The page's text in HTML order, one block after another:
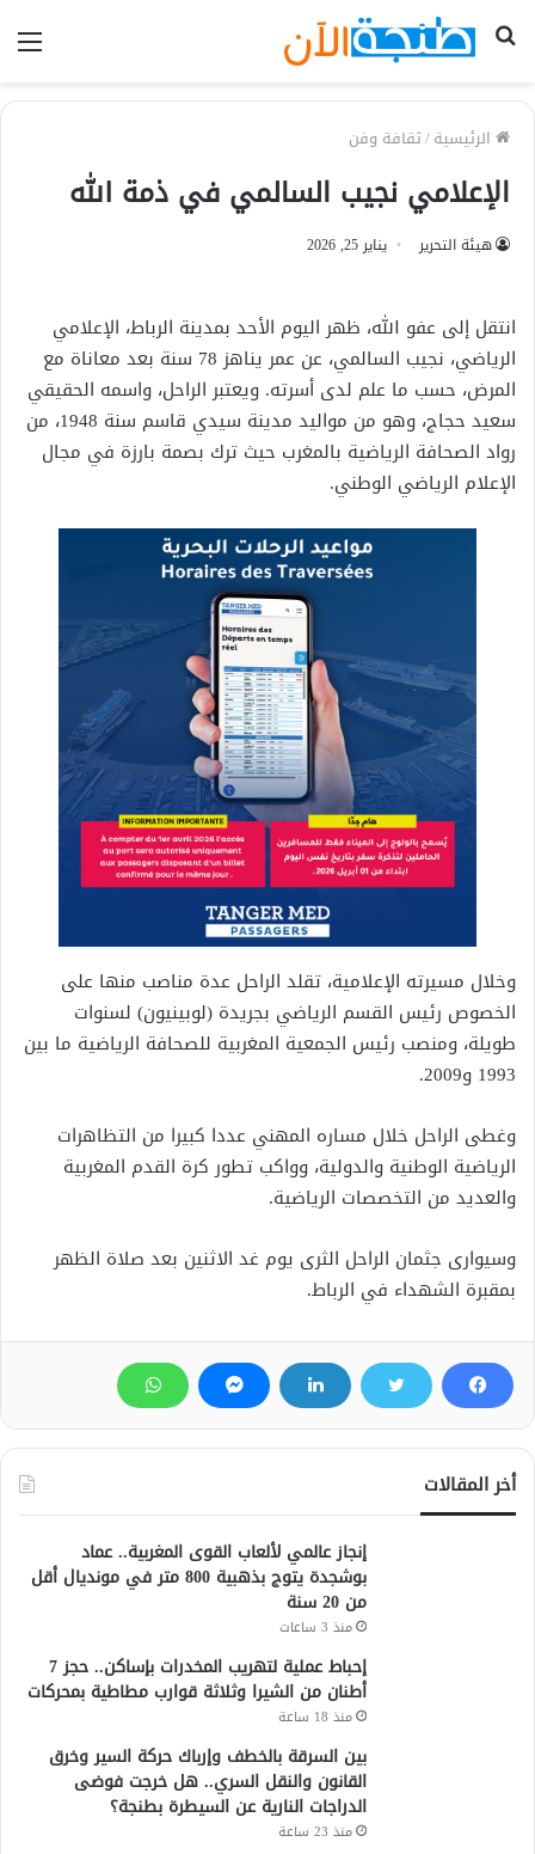
بحث
الرئيسية/ثقافة وفن
الإعلامي نجيب السالمي في ذمة الله
هيئة التحرير يناير 25, 2026
انتقل إلى عفو الله، ظهر اليوم الأحد بمدينة الرباط، الإعلامي
الرياضي، نجيب السالمي، عن عمر يناهز 78 سنة بعد معاناة مع
المرض، حسب ما علم لدى أسرته. ويعتبر الراحل، واسمه الحقيقي
سعيد حجاج، وهو من مواليد مدينة سيدي قاسم سنة 1948، من
رواد الصحافة الرياضية بالمغرب حيث ترك بصمة بارزة في مجال
الإعلام الرياضي الوطني.
وخلال مسيرته الإعلامية، تقلد الراحل عدة مناصب منها على
الخصوص رئيس القسم الرياضي بجريدة (لوبينيون) لسنوات
طويلة، ومنصب رئيس الجمعية المغربية للصحافة الرياضية ما بين
1993 و2009.
وغطى الراحل خلال مساره المهني عددا كبيرا من التظاهرات
الرياضية الوطنية والدولية، وواكب تطور كرة القدم المغربية
والعديد من التخصصات الرياضية.
وسيوارى جثمان الراحل الثرى يوم غد الاثنين بعد صلاة الظهر
بمقبرة الشهداء في الرباط.
أخر المقالات
إنجاز عالمي لألعاب القوى المغربية.. عماد
بوشجدة يتوج بذهبية 800 متر في مونديال أقل
من 20 سنة
منذ 3 ساعات
إحباط عملية لتهريب المخدرات بإساكن.. حجز 7
أطنان من الشيرا وثلاثة قوارب مطاطية بمحركات
منذ 18 ساعة
بين السرقة بالخطف وإرباك حركة السير وخرق
القانون والنقل السري.. هل خرجت فوضى
الدراجات النارية عن السيطرة بطنجة؟
منذ 23 ساعة